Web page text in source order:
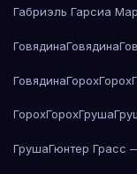
Габриэль Гарсиа
ГовядинаГовядина
ГовядинаГорохГорох
ГорохГорохГруша
ГрушаГюнтер Грасс